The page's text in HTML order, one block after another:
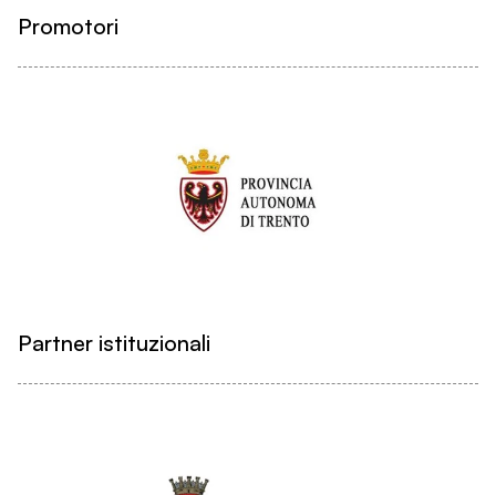
Promotori
Partner istituzionali